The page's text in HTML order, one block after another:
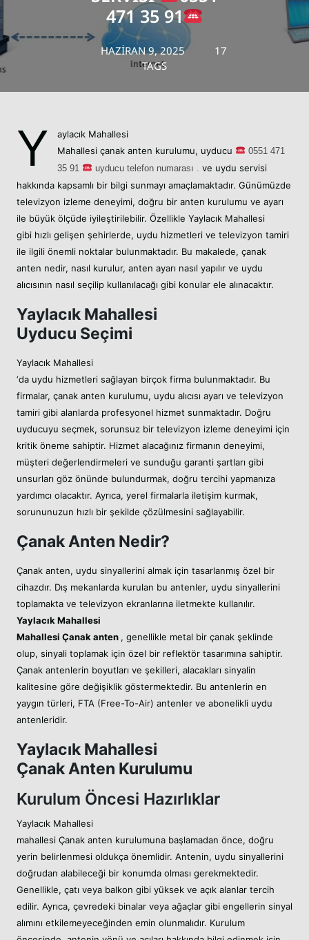
471 35 91
HAZIRAN 9, 2025
17
TAGS
Y
aylacık Mahallesi
Mahallesi çanak anten kurulumu, uyducu 0551 471
35 91
uyducu telefon numarası . ve uydu servisi
hakkında kapsamlı bir bilgi sunmayı amaçlamaktadır. Günümüzde
televizyon izleme deneyimi, doğru bir anten kurulumu ve ayarı
ile büyük ölçüde iyileştirilebilir. Özellikle Yaylacık Mahallesi
gibi hızlı gelişen şehirlerde, uydu hizmetleri ve televizyon tamiri
ile ilgili önemli noktalar bulunmaktadır. Bu makalede, çanak
anten nedir, nasıl kurulur, anten ayarı nasıl yapılır ve uydu
alıcısının nasıl seçilip kullanılacağı gibi konular ele alınacaktır.
Yaylacık Mahallesi
Uyducu Seçimi
Yaylacık Mahallesi
‘da uydu hizmetleri sağlayan birçok firma bulunmaktadır. Bu
firmalar, çanak anten kurulumu, uydu alıcısı ayarı ve televizyon
tamiri gibi alanlarda profesyonel hizmet sunmaktadır. Doğru
uyducuyu seçmek, sorunsuz bir televizyon izleme deneyimi için
kritik öneme sahiptir. Hizmet alacağınız firmanın deneyimi,
müşteri değerlendirmeleri ve sunduğu garanti şartları gibi
unsurları göz önünde bulundurmak, doğru tercihi yapmanıza
yardımcı olacaktır. Ayrıca, yerel firmalarla iletişim kurmak,
sorununuzun hızlı bir şekilde çözülmesini sağlayabilir.
Çanak Anten Nedir?
Çanak anten, uydu sinyallerini almak için tasarlanmış özel bir
cihazdır. Dış mekanlarda kurulan bu antenler, uydu sinyallerini
toplamakta ve televizyon ekranlarına iletmekte kullanılır.
Yaylacık Mahallesi
Mahallesi Çanak anten , genellikle metal bir çanak şeklinde
olup, sinyali toplamak için özel bir reflektör tasarımına sahiptir.
Çanak antenlerin boyutları ve şekilleri, alacakları sinyalin
kalitesine göre değişiklik göstermektedir. Bu antenlerin en
yaygın türleri, FTA (Free-To-Air) antenler ve abonelikli uydu
antenleridir.
Yaylacık Mahallesi
Çanak Anten Kurulumu
Kurulum Öncesi Hazırlıklar
Yaylacık Mahallesi
mahallesi Çanak anten kurulumuna başlamadan önce, doğru
yerin belirlenmesi oldukça önemlidir. Antenin, uydu sinyallerini
doğrudan alabileceği bir konumda olması gerekmektedir.
Genellikle, çatı veya balkon gibi yüksek ve açık alanlar tercih
edilir. Ayrıca, çevredeki binalar veya ağaçlar gibi engellerin sinyal
alımını etkilemeyeceğinden emin olunmalıdır. Kurulum